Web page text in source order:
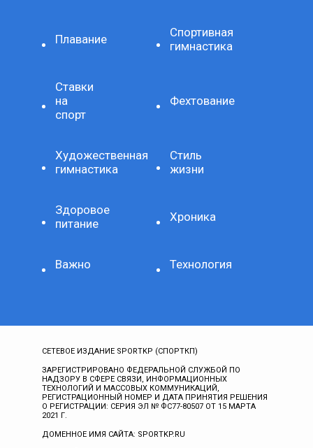
Плавание
Спортивная
гимнастика
Ставки
на
спорт
Фехтование
Художественная
гимнастика
Стиль
жизни
Здоровое
питание
Хроника
Важно Технология
СЕТЕВОЕ ИЗДАНИЕ SPORTKP (СПОРТКП)
ЗАРЕГИСТРИРОВАНО ФЕДЕРАЛЬНОЙ СЛУЖБОЙ ПО
НАДЗОРУ В СФЕРЕ СВЯЗИ, ИНФОРМАЦИОННЫХ
ТЕХНОЛОГИЙ И МАССОВЫХ КОММУНИКАЦИЙ,
РЕГИСТРАЦИОННЫЙ НОМЕР И ДАТА ПРИНЯТИЯ РЕШЕНИЯ
О РЕГИСТРАЦИИ: СЕРИЯ ЭЛ № ФС77-80507 ОТ 15 МАРТА
2021 Г.
ДОМЕННОЕ ИМЯ САЙТА: SPORTKP.RU